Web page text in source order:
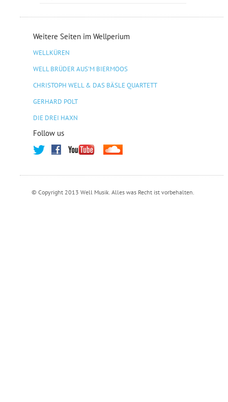
Weitere Seiten im Wellperium
WELLKÜREN
WELL BRÜDER AUS'M BIERMOOS
CHRISTOPH WELL & DAS BÄSLE QUARTETT
GERHARD POLT
DIE DREI HAXN
Follow us
© Copyright 2013 Well Musik. Alles was Recht ist vorbehalten.